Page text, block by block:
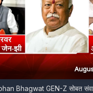
Bhagwat GEN-Z सोबत